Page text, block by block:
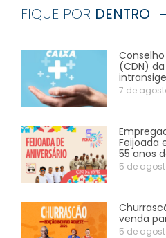
FIQUE POR DENTRO
(CDN)
7 de
Feijoada
55 anos
5 de
venda
5 de